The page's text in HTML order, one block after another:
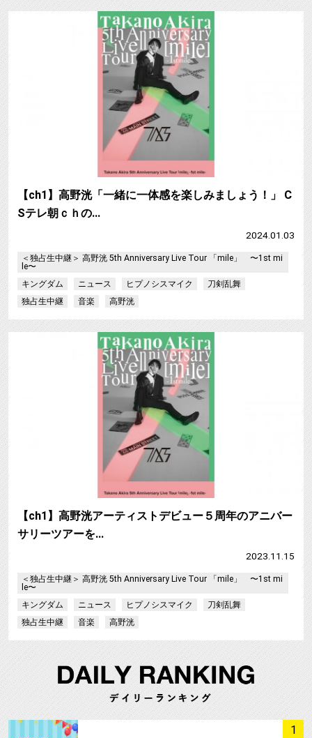
【ch1】高野洸「一緒に一体感を楽しみましょう！」 C
Sテレ朝ｃｈの…
2024.01.03
＜独占生中継＞ 高野洸 5th Anniversary Live Tour 「mile」 〜1st mi
le〜
キングダム
ニュース ヒプノシスマイク
刀剣乱舞
独占生中継
音楽 高野洸
【ch1】高野洸アーティストデビュー５周年のアニバー
サリーツアーを…
2023.11.15
＜独占生中継＞ 高野洸 5th Anniversary Live Tour 「mile」 〜1st mi
le〜
キングダム
ニュース ヒプノシスマイク
刀剣乱舞
独占生中継
音楽 高野洸
1
サムネイル